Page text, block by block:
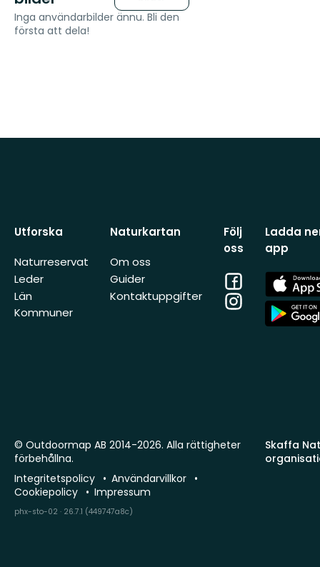
Inga användarbilder ännu. Bli den
första att dela!
Utforska
Naturreservat
Leder
Län
Kommuner
Naturkartan
Om oss
Guider
Kontaktuppgifter
Följ
oss
Facebook
Instagram
Ladda
app
App
Store
App
Store
Skaffa
© Outdoormap AB 2014-2026. Alla rättigheter
förbehållna.
Integritetspolicy
Användarvillkor
Cookiepolicy
Impressum
phx-sto-02 · 26.7.1 (449747a8c)